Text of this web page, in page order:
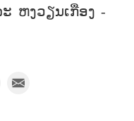
ຫງວຽນເກື່ອງ -